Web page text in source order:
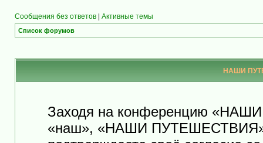
Сообщения без ответов | Активные темы
Список форумов
НАШИ
Заходя на конференцию
«наш», «НАШИ ПУТЕШЕСТВИЯ»,